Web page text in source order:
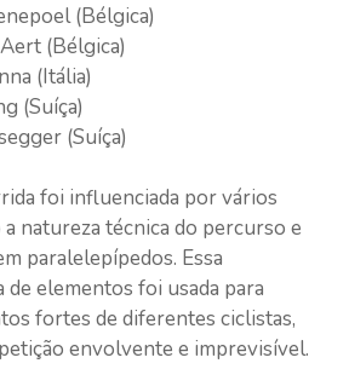
(Bélgica)
(Bélgica)
(Itália)
(Suíça)
(Suíça)
foi influenciada por vários
natureza técnica do percurso e
paralelepípedos. Essa
de elementos foi usada para
fortes de diferentes ciclistas,
envolvente e imprevisível.